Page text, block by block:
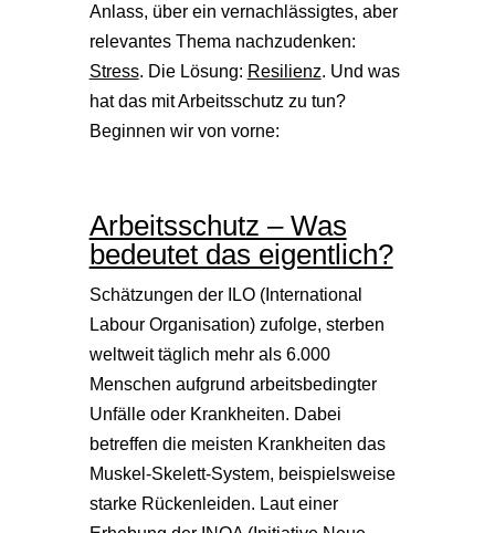
Anlass, über ein vernachlässigtes, aber
relevantes Thema nachzudenken:
Stress. Die Lösung: Resilienz. Und was
hat das mit Arbeitsschutz zu tun?
Beginnen wir von vorne:
Arbeitsschutz – Was
bedeutet das eigentlich?
Schätzungen der ILO (International
Labour Organisation) zufolge, sterben
weltweit täglich mehr als 6.000
Menschen aufgrund arbeitsbedingter
Unfälle oder Krankheiten. Dabei
betreffen die meisten Krankheiten das
Muskel-Skelett-System, beispielsweise
starke Rückenleiden. Laut einer